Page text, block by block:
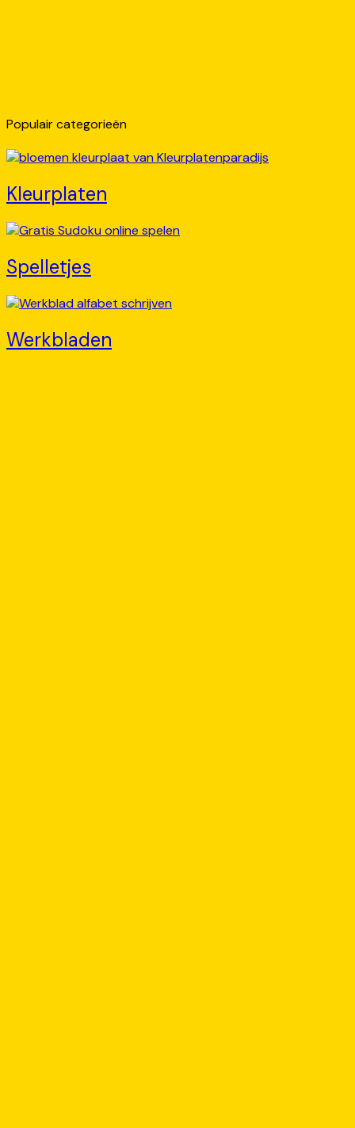
Populair categorieën
Kleurplaten
Spelletjes
Werkbladen